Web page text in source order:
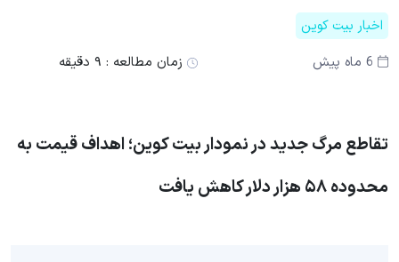
اخبار بیت کوین
6 ماه پیش
زمان مطالعه : ۹ دقیقه
تقاطع مرگ جدید در نمودار بیت کوین؛ اهداف قیمت به
محدوده ۵۸ هزار دلار کاهش یافت